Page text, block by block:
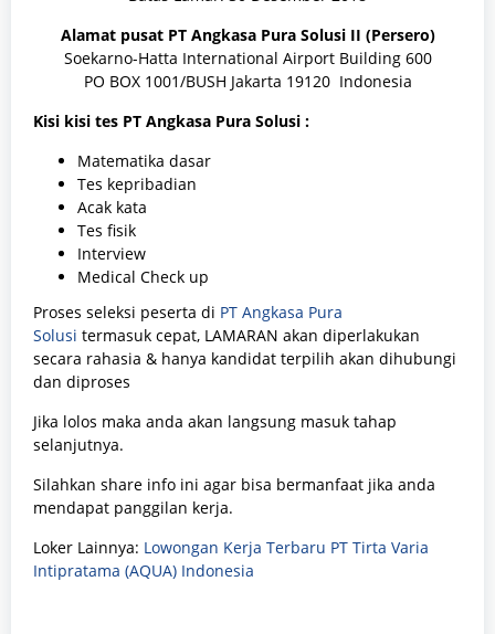
Alamat pusat PT Angkasa Pura Solusi II (Persero)
Soekarno-Hatta International Airport Building 600
PO BOX 1001/BUSH Jakarta 19120 Indonesia
Kisi kisi tes PT Angkasa Pura Solusi :
Matematika dasar
Tes kepribadian
Acak kata
Tes fisik
Interview
Medical Check up
Proses seleksi peserta di PT Angkasa Pura
Solusi termasuk cepat, LAMARAN akan diperlakukan
secara rahasia & hanya kandidat terpilih akan dihubungi
dan diproses
Jika lolos maka anda akan langsung masuk tahap
selanjutnya.
Silahkan share info ini agar bisa bermanfaat jika anda
mendapat panggilan kerja.
Loker Lainnya: Lowongan Kerja Terbaru PT Tirta Varia
Intipratama (AQUA) Indonesia